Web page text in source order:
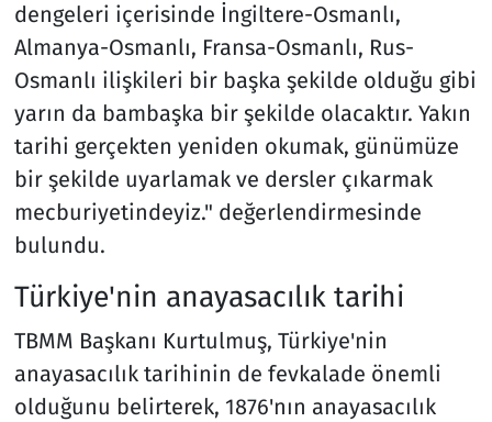
dengeleri içerisinde İngiltere-Osmanlı,
Almanya-Osmanlı, Fransa-Osmanlı, Rus-
Osmanlı ilişkileri bir başka şekilde olduğu gibi
yarın da bambaşka bir şekilde olacaktır. Yakın
tarihi gerçekten yeniden okumak, günümüze
bir şekilde uyarlamak ve dersler çıkarmak
mecburiyetindeyiz." değerlendirmesinde
bulundu.
Türkiye'nin anayasacılık tarihi
TBMM Başkanı Kurtulmuş, Türkiye'nin
anayasacılık tarihinin de fevkalade önemli
olduğunu belirterek, 1876'nın anayasacılık